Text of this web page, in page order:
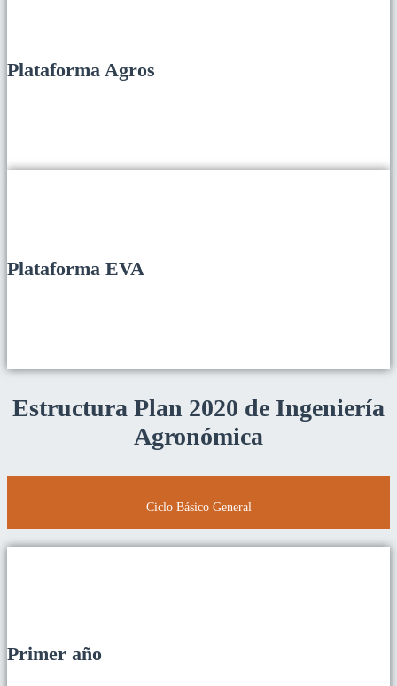
Plataforma Agros
Plataforma EVA
Estructura Plan 2020 de Ingeniería
Agronómica
Ciclo Básico General
Primer año